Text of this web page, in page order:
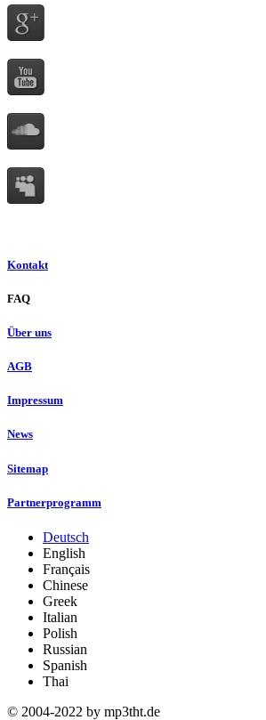
Kontakt
FAQ
Über uns
AGB
Impressum
News
Sitemap
Partnerprogramm
Deutsch
English
Français
Chinese
Greek
Italian
Polish
Russian
Spanish
Thai
© 2004-2022 by mp3tht.de